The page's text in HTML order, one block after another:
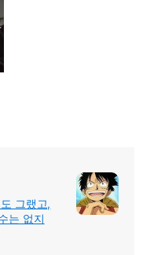
그랬고,
는 없지